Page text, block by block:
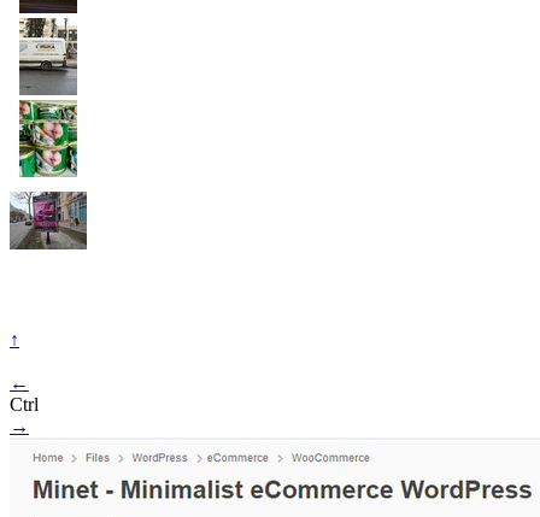
↑
←
Ctrl
→